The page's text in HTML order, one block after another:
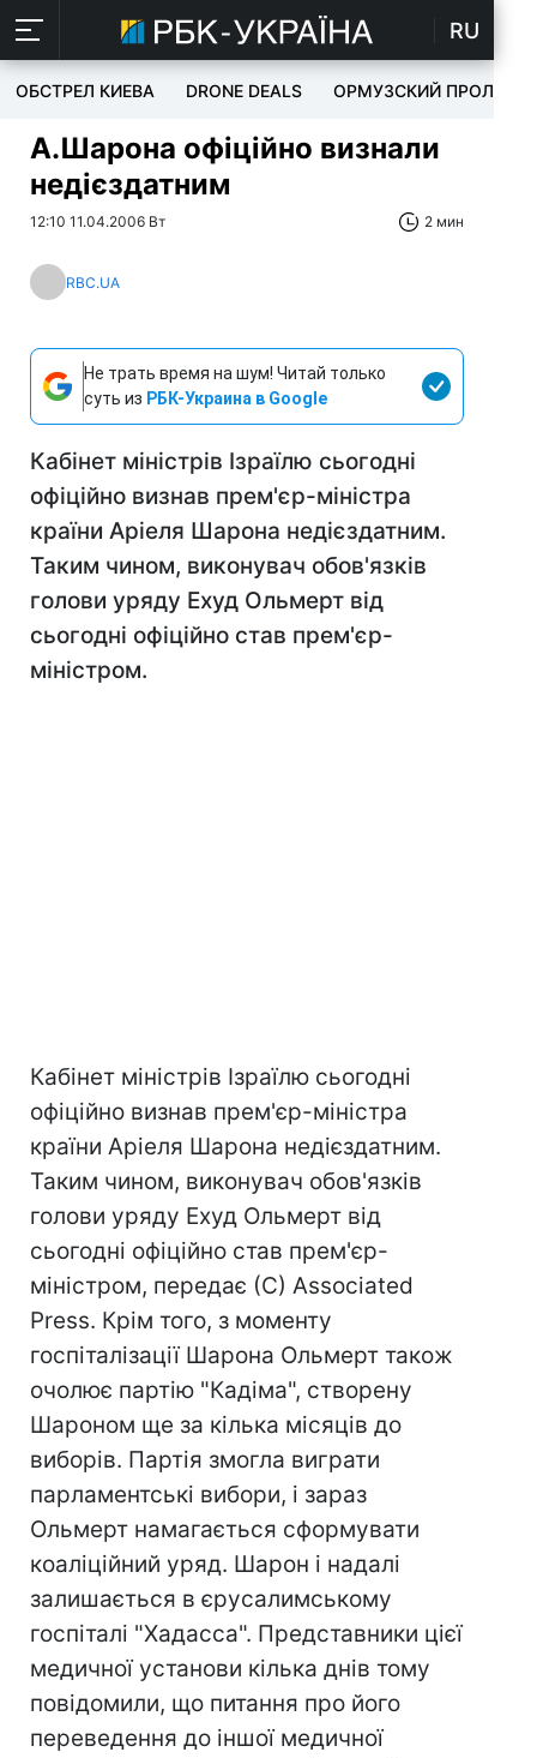
RU
ОБСТРЕЛ КИЕВА DRONE DEALS ОРМУЗСКИЙ ПРОЛИВ
А.Шарона офіційно визнали
недієздатним
12:10 11.04.2006 Вт 2 мин
RBC.UA
Не трать время на шум! Читай только
суть из РБК-Украина в Google
Кабінет міністрів Ізраїлю сьогодні
офіційно визнав прем'єр-міністра
країни Аріеля Шарона недієздатним.
Таким чином, виконувач обов'язків
голови уряду Ехуд Ольмерт від
сьогодні офіційно став прем'єр-
міністром.
Кабінет міністрів Ізраїлю сьогодні
офіційно визнав прем'єр-міністра
країни Аріеля Шарона недієздатним.
Таким чином, виконувач обов'язків
голови уряду Ехуд Ольмерт від
сьогодні офіційно став прем'єр-
міністром, передає (С) Аssociated
Рress. Крім того, з моменту
госпіталізації Шарона Ольмерт також
очолює партію "Кадіма", створену
Шароном ще за кілька місяців до
виборів. Партія змогла виграти
парламентські вибори, і зараз
Ольмерт намагається сформувати
коаліційний уряд. Шарон і надалі
залишається в єрусалимському
госпіталі "Хадасса". Представники цієї
медичної установи кілька днів тому
повідомили, що питання про його
переведення до іншої медичної